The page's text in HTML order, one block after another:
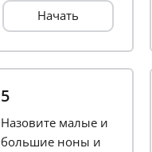
Начать
5
Назовите малые и
большие ноны и